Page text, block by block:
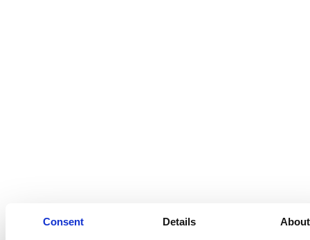
Consent Details About